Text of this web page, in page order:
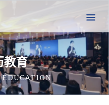
教育
EDUCATION